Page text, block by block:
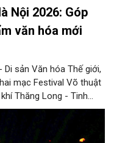
Nội 2026: Góp
văn hóa mới
sản Văn hóa Thế giới,
mạc Festival Võ thuật
Thăng Long - Tinh
Festival đánh dấu
phần tôn vinh truyền